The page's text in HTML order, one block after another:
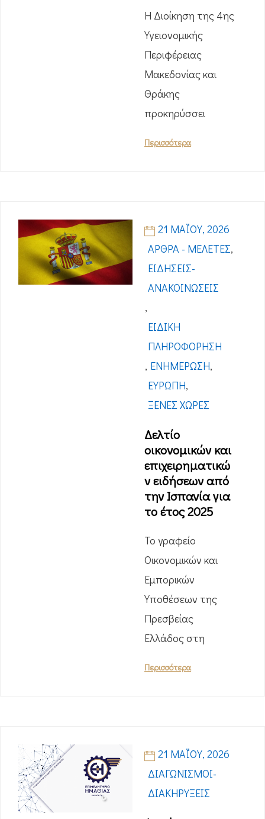
Η Διοίκηση της 4ης
Υγειονομικής
Περιφέρειας
Μακεδονίας και
Θράκης
προκηρύσσει
Περισσότερα
21 ΜΑΪ́ΟΥ, 2026
ΆΡΘΡΑ - ΜΕΛΈΤΕΣ,
ΕΙΔΉΣΕΙΣ-
ΑΝΑΚΟΙΝΏΣΕΙΣ
,
ΕΙΔΙΚΉ
ΠΛΗΡΟΦΌΡΗΣΗ
, ΕΝΗΜΈΡΩΣΗ,
ΕΥΡΏΠΗ,
ΞΈΝΕΣ ΧΏΡΕΣ
Δελτίο
οικονομικών και
επιχειρηματικώ
ν ειδήσεων από
την Ισπανία για
το έτος 2025
Το γραφείο
Οικονομικών και
Εμπορικών
Υποθέσεων της
Πρεσβείας
Ελλάδος στη
Περισσότερα
21 ΜΑΪ́ΟΥ, 2026
ΔΙΑΓΩΝΙΣΜΟΊ-
ΔΙΑΚΗΡΎΞΕΙΣ